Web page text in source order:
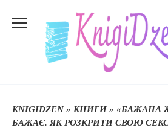
до
KNIGIDZEN» КНИГИ » «БАЖАНА
БАЖАЄ. ЯК РОЗКРИТИ СВОЮ